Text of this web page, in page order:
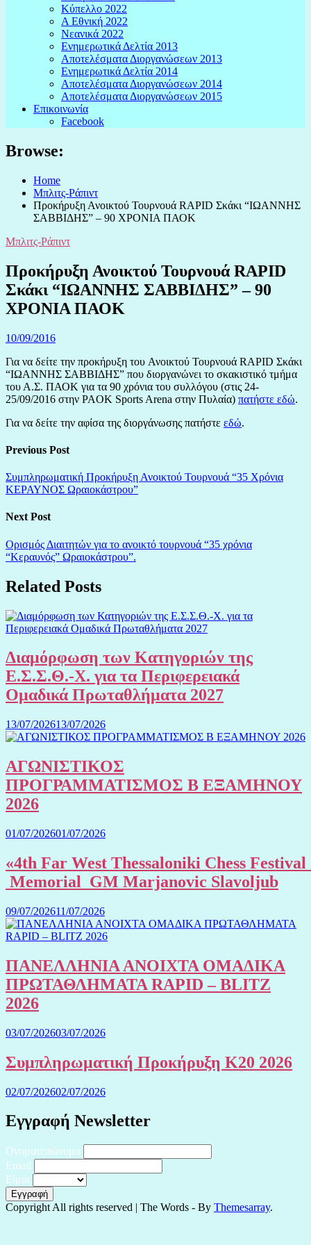
Κύπελλο 2022
Α Εθνική 2022
Νεανικά 2022
Ενημερωτικά Δελτία 2013
Αποτελέσματα Διοργανώσεων 2013
Ενημερωτικά Δελτία 2014
Αποτελέσματα Διοργανώσεων 2014
Αποτελέσματα Διοργανώσεων 2015
Επικοινωνία
Facebook
Browse:
Home
Μπλιτς-Ράπιντ
Προκήρυξη Ανοικτού Τουρνουά RAPID Σκάκι “ΙΩΑΝΝΗΣ
ΣΑΒΒΙΔΗΣ” – 90 ΧΡΟΝΙΑ ΠΑΟΚ
Μπλιτς-Ράπιντ
Προκήρυξη Ανοικτού Τουρνουά RAPID
Σκάκι “ΙΩΑΝΝΗΣ ΣΑΒΒΙΔΗΣ” – 90
ΧΡΟΝΙΑ ΠΑΟΚ
10/09/2016
Για να δείτε την προκήρυξη του Ανοικτού Τουρνουά RAPID Σκάκι
“ΙΩΑΝΝΗΣ ΣΑΒΒΙΔΗΣ” που διοργανώνει το σκακιστικό τμήμα
του Α.Σ. ΠΑΟΚ για τα 90 χρόνια του συλλόγου (στις 24-
25/09/2016 στην PAOK Sports Arena στην Πυλαία) πατήστε εδώ.
Για να δείτε την αφίσα της διοργάνωσης πατήστε εδώ.
Previous Post
Συμπληρωματική Προκήρυξη Ανοικτού Τουρνουά “35 Χρόνια
ΚΕΡΑΥΝΟΣ Ωραιοκάστρου”
Next Post
Ορισμός Διαιτητών για το ανοικτό τουρνουά “35 χρόνια
“Κεραυνός” Ωραιοκάστρου”.
Related Posts
Διαμόρφωση των Κατηγοριών της
Ε.Σ.Σ.Θ.-Χ. για τα Περιφερειακά
Ομαδικά Πρωταθλήματα 2027
13/07/202613/07/2026
ΑΓΩΝΙΣΤΙΚΟΣ
ΠΡΟΓΡΑΜΜΑΤΙΣΜΟΣ Β ΕΞΑΜΗΝΟΥ
2026
01/07/202601/07/2026
«4th Far West Thessaloniki Chess Festival
Memorial GM Marjanovic Slavoljub
09/07/202611/07/2026
ΠΑΝΕΛΛΗΝΙΑ ΑΝΟΙΧΤΑ ΟΜΑΔΙΚΑ
ΠΡΩΤΑΘΛΗΜΑΤΑ RAPID – BLITZ
2026
03/07/202603/07/2026
Συμπληρωματική Προκήρυξη Κ20 2026
02/07/202602/07/2026
Εγγραφή Newsletter
Ονοματεπώνυμο
Email
Είμαι
Copyright All rights reserved | The Words - By Themesarray.